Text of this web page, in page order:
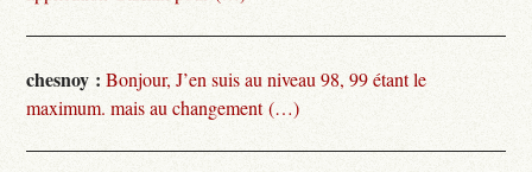
chesnoy : Bonjour, J’en suis au niveau 98, 99 étant le
maximum. mais au changement (…)